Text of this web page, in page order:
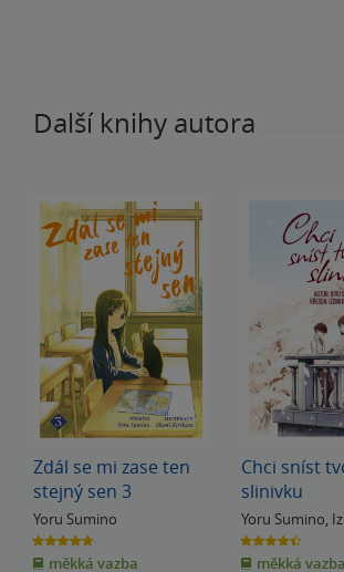
Další knihy autora
Zdál se mi zase ten
stejný sen 3
Yoru Sumino
4.7
z
5 měkká vazba
Chci sníst
slinivku
Yoru Sumino,
Kirihara
4.5
z
5 měkká vazba